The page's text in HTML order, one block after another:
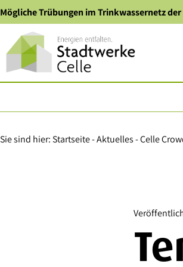
Zum
Hauptmenü
springen
Zum
Inhalt
springen
Zu
Kontaktdaten
springen
Mögliche Trübungen im Trinkwassernetz
Sie sind hier:Startseite-Aktuelles-Celle